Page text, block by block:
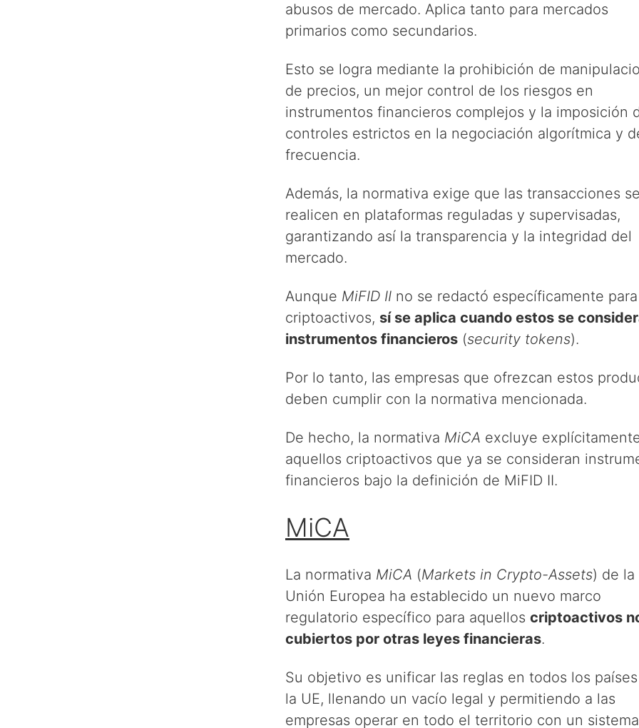
abusos de mercado. Aplica tanto para mercados
primarios como secundarios.
Esto se logra mediante la prohibición de
de precios, un mejor control de los riesgos en
instrumentos financieros complejos y la imposición
controles estrictos en la negociación algorítmica y
frecuencia.
Además, la normativa exige que las transacciones se
realicen en plataformas reguladas y supervisadas,
garantizando así la transparencia y la integridad del
mercado.
Aunque MiFID II no se redactó específicamente para
criptoactivos, sí se aplica cuando estos se
instrumentos financieros (security tokens).
Por lo tanto, las empresas que ofrezcan estos
deben cumplir con la normativa mencionada.
De hecho, la normativa MiCA excluye
aquellos criptoactivos que ya se consideran
financieros bajo la definición de MiFID II.
MiCA
La normativa MiCA (Markets in Crypto-Assets) de la
Unión Europea ha establecido un nuevo marco
regulatorio específico para aquellos criptoactivos
cubiertos por otras leyes financieras.
Su objetivo es unificar las reglas en todos los
la UE, llenando un vacío legal y permitiendo a las
empresas operar en todo el territorio con un